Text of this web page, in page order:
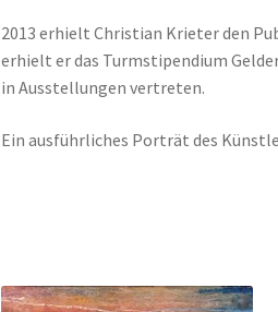
2013 erhielt Christian Krieter den
erhielt er das Turmstipendium
in Ausstellungen vertreten.
Ein ausführliches Porträt des